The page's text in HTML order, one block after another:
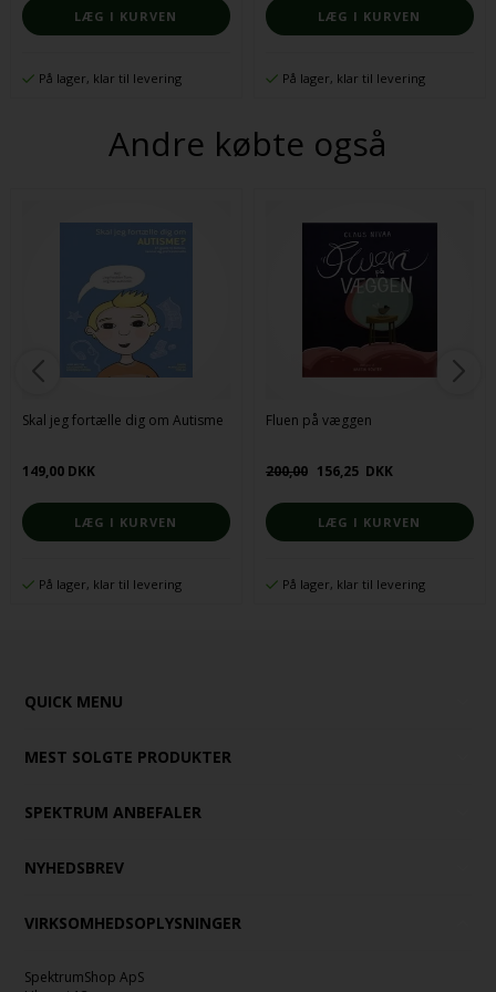
På lager, klar til levering På lager, klar til levering
Andre købte også
Skal jeg fortælle dig om Autisme
149,00 DKK
På lager, klar til levering
Fluen på væggen
200,00 156,25 DKK
På lager, klar til levering
QUICK MENU
MEST SOLGTE PRODUKTER
SPEKTRUM ANBEFALER
NYHEDSBREV
VIRKSOMHEDSOPLYSNINGER
SpektrumShop ApS